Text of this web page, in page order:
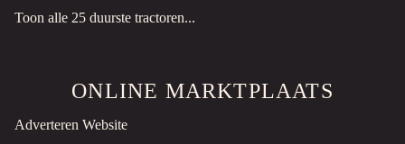
Toon alle 25 duurste tractoren...
ONLINE MARKTPLAATS
Adverteren Website